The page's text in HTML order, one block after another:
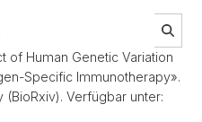
of Human Genetic Variation
Specific Immunotherapy».
Verfügbar unter: